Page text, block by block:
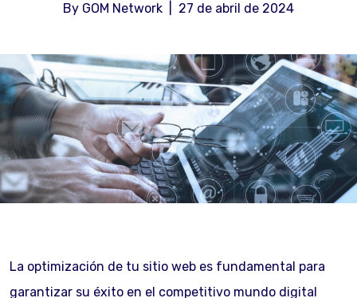
By GOM Network 27 de abril de 2024
La optimización de tu sitio web es fundamental para
garantizar su éxito en el competitivo mundo digital